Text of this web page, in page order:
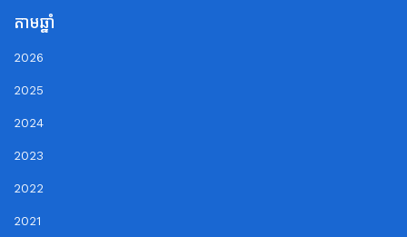
តាមឆ្នាំ
2026
2025
2024
2023
2022
2021